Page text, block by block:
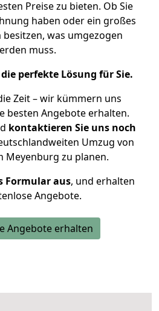
Preise zu bieten. Ob Sie
haben oder ein großes
besitzen, was umgezogen
muss.
perfekte Lösung für Sie.
Zeit – wir kümmern uns
besten Angebote erhalten.
kontaktieren Sie uns noch
Umzug von
Meyenburg zu planen.
Formular aus, und erhalten
Angebote.
Angebote erhalten